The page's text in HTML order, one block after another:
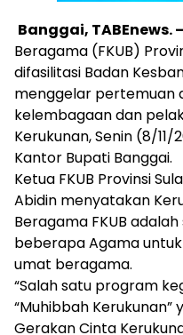
Banggai, TABEnews. –
Beragama (FKUB)
difasilitasi Badan
menggelar pertemuan
kelembagaan dan
Kerukunan, Senin (8/11/
Kantor Bupati Banggai.
Ketua FKUB Provinsi
Abidin menyatakan
Beragama FKUB
beberapa Agama
umat beragama.
“Salah satu program
“Muhibbah Kerukunan”
Gerakan Cinta